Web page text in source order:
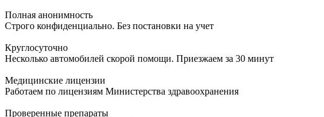
Полная анонимность
Строго конфиденциально. Без постановки на учет
Круглосуточно
Несколько автомобилей скорой помощи. Приезжаем за 30 минут
Медицинские лицензии
Работаем по лицензиям Министерства здравоохранения
Проверенные препараты